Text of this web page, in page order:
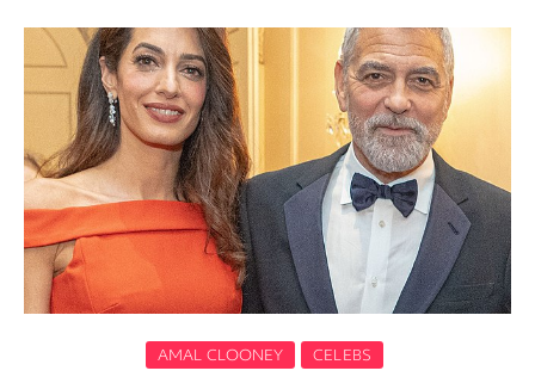
AMAL CLOONEY CELEBS